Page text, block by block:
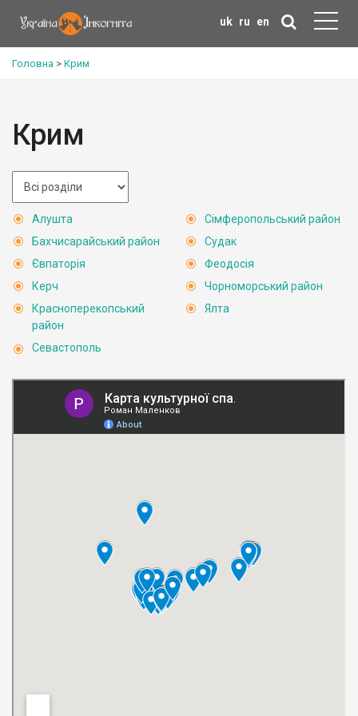
uk ru en
Головна > Крим
Крим
Алушта
Бахчисарайський район
Євпаторія
Керч
Красноперекопський
район
Севастополь
Сімферопольський район
Судак
Феодосія
Чорноморський район
Ялта